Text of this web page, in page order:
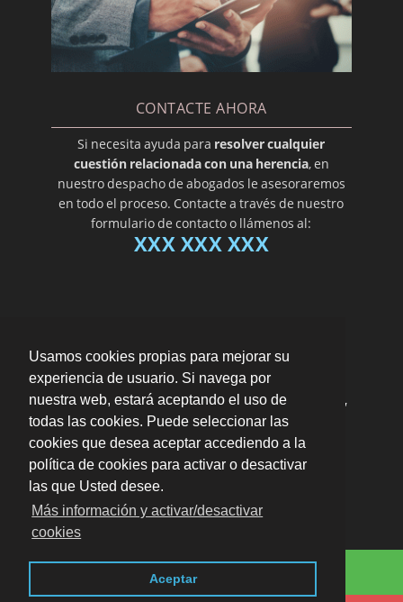
Usamos cookies propias para mejorar su
experiencia de usuario. Si navega por
nuestra web, estará aceptando el uso de
todas las cookies. Puede seleccionar las
cookies que desea aceptar accediendo a la
política de cookies para activar o desactivar
las que Usted desee.
Más información y activar/desactivar
cookies
Aceptar
Contáctenos por Whatsapp
CONTACTE AHORA
Si necesita ayuda para resolver cualquier
cuestión relacionada con una herencia, en
nuestro despacho de abogados le asesoraremos
en todo el proceso. Contacte a través de nuestro
formulario de contacto o llámenos al:
XXX XXX XXX
"Me ayudaron a resolver todos los trámites de
una herencia de forma muy eficiente y rápida"
porRamón Gonzalvovaloración
Enviar opinión
· En toda Zaragoza ·Aviso legal · LSSI · Política
de cookies · Política de privacidad